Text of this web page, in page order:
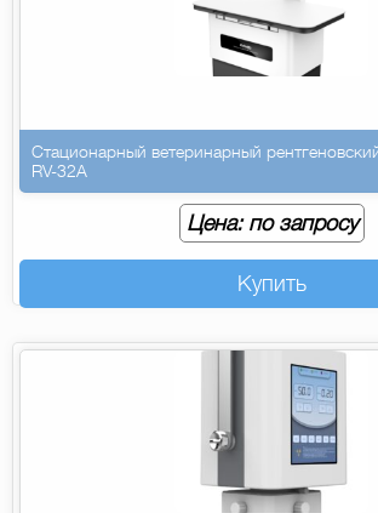
Стационарный ветеринарный
RV-32A
Цена: по запросу
Купить